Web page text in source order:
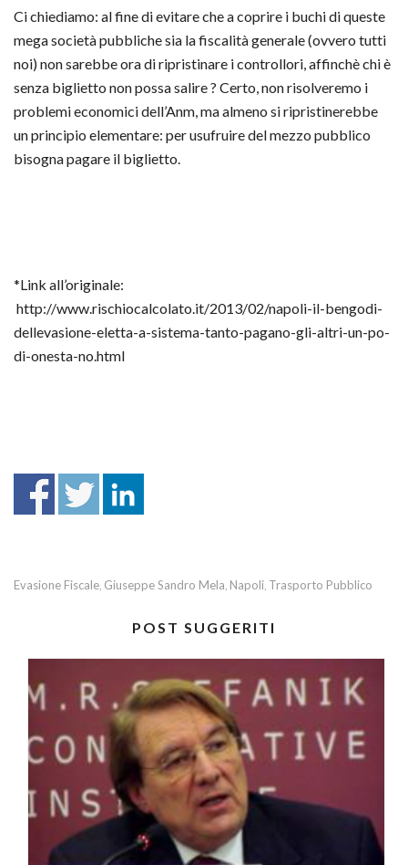
Ci chiediamo: al fine di evitare che a coprire i buchi di queste
mega società pubbliche sia la fiscalità generale (ovvero tutti
noi) non sarebbe ora di ripristinare i controllori, affinchè chi è
senza biglietto non possa salire ? Certo, non risolveremo i
problemi economici dell’Anm, ma almeno si ripristinerebbe
un principio elementare: per usufruire del mezzo pubblico
bisogna pagare il biglietto.
*Link all’originale:
http://www.rischiocalcolato.it/2013/02/napoli-il-bengodi-
dellevasione-eletta-a-sistema-tanto-pagano-gli-altri-un-po-
di-onesta-no.html
Evasione Fiscale Giuseppe Sandro Mela Napoli Trasporto Pubblico
POST SUGGERITI